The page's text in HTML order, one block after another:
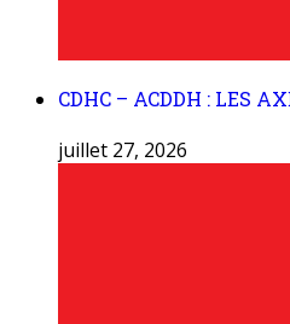
CDHC – ACDDH : LES
juillet 27, 2026